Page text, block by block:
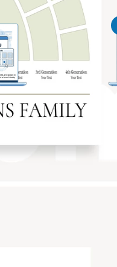
Farben,
Marke
Füllen